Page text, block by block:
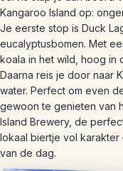
Kangaroo Island op:
Je eerste stop is Duck
eucalyptusbomen. Met
koala in het wild, hoog in
Daarna reis je door naar
water. Perfect om even
gewoon te genieten van
Island Brewery, de
lokaal biertje vol
van de dag.